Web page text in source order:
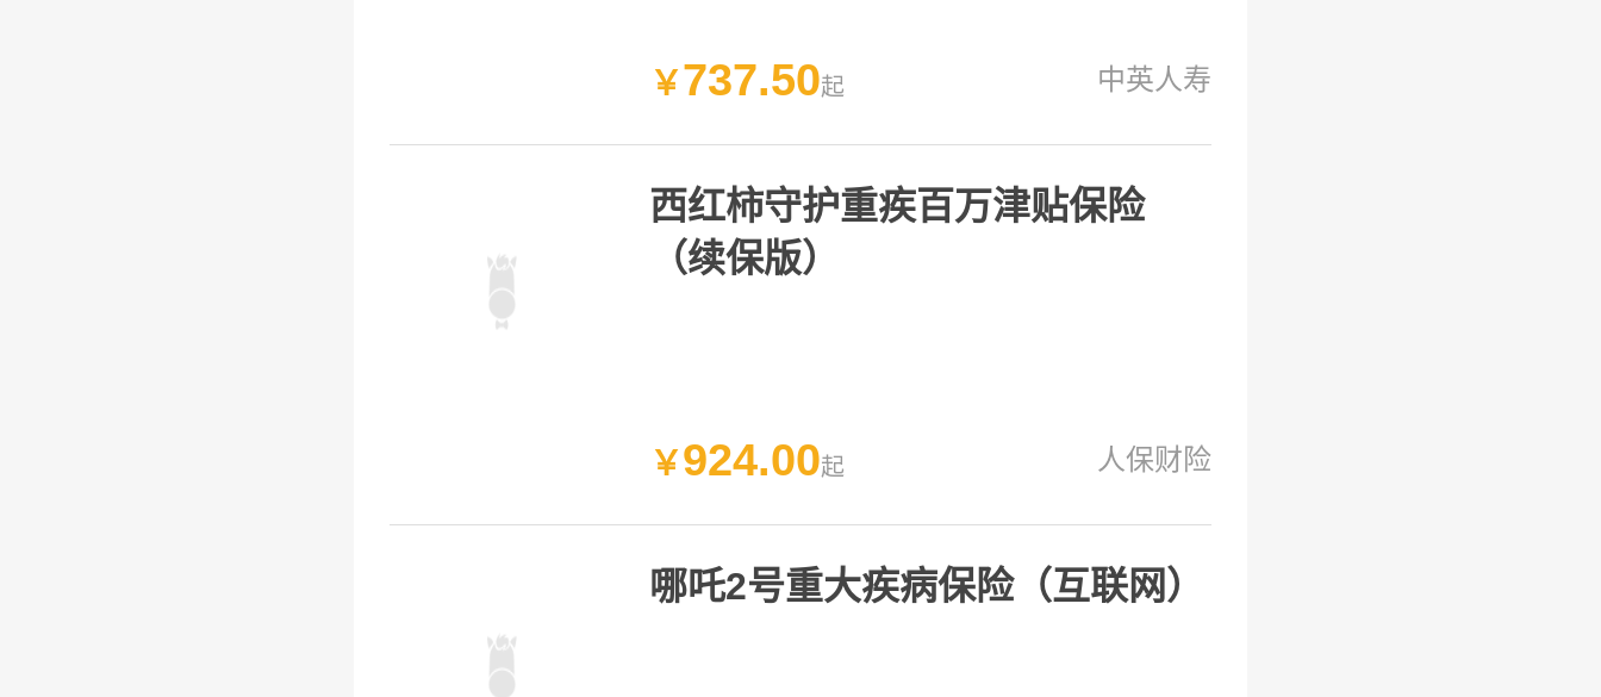
￥737.50起 中英人寿
西红柿守护重疾百万津贴保险
（续保版）
￥924.00起 人保财险
哪吒2号重大疾病保险（互联网）